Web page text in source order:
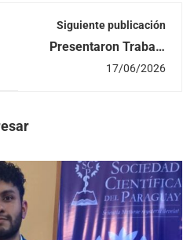
Siguiente publicación
Presentaron Trabajo
Final de Grado
denominado
Simulación CFD»
17/06/2026